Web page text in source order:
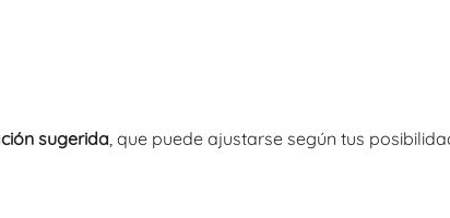
sugerida , que puede ajustarse según tus